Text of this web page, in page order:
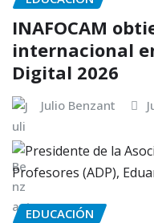
INAFOCAM
internacional
Digital 2026
Julio Benzant
EDUCACIÓN